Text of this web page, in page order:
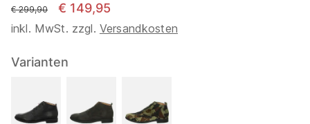
statt
€ 299,90 € 149,95
inkl. MwSt. zzgl. Versandkosten
Varianten